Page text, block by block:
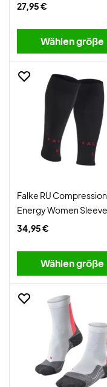
27,95 €
Wählen größe
Falke RU Compression
Energy Women
Pack Black
34,95 €
Wählen größe